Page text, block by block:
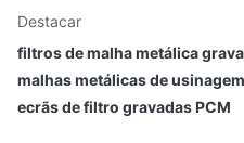
Destacar
filtros de malha metálica
malhas metálicas de
ecrãs de filtro gravadas PCM